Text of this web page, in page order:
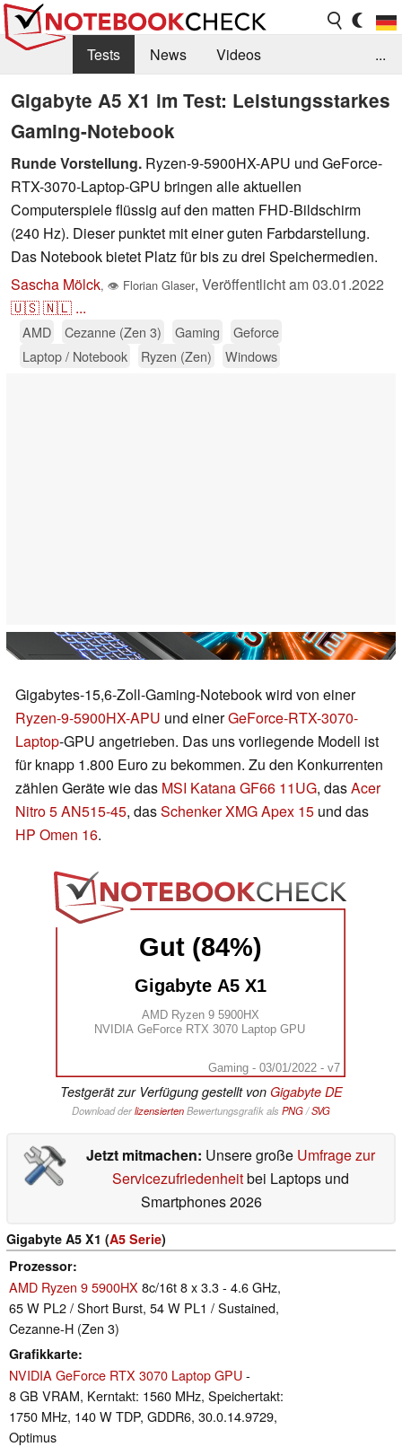
Tests News
Videos
Benchmarks & Tech
Externe Tests
Kaufberatung
Deals
Forum
...
Gigabyte A5 X1 im Test: Leistungsstarkes
Gaming-Notebook
Runde Vorstellung. Ryzen-9-5900HX-APU und GeForce-
RTX-3070-Laptop-GPU bringen alle aktuellen
Computerspiele flüssig auf den matten FHD-Bildschirm
(240 Hz). Dieser punktet mit einer guten Farbdarstellung.
Das Notebook bietet Platz für bis zu drei Speichermedien.
Sascha Mölck, 👁 Florian Glaser, Veröffentlicht am03.01.2022
🇺🇸🇳🇱 ...
AMD Cezanne (Zen 3) Gaming
Geforce
Laptop / Notebook
Ryzen (Zen) Windows
Gigabytes-15,6-Zoll-Gaming-Notebook wird von einer
Ryzen-9-5900HX-APU und einerGeForce-RTX-3070-
Laptop-GPU angetrieben. Das uns vorliegende Modell ist
für knapp 1.800 Euro zu bekommen. Zu den Konkurrenten
zählen Geräte wie das MSI Katana GF66 11UG, dasAcer
Nitro 5 AN515-45, dasSchenker XMG Apex 15 und das
HP Omen 16.
Gut (84%)
Gigabyte A5 X1
AMD Ryzen 9 5900HX
NVIDIA GeForce RTX 3070 Laptop GPU
Gaming - 03/01/2022 - v7
Testgerät zur Verfügung gestellt von Gigabyte DE
Download derlizensiertenBewertungsgrafik als PNG/SVG
Jetzt mitmachen: Unsere große Umfrage zur
Servicezufriedenheitbei Laptops und
Smartphones 2026
Gigabyte A5 X1 (A5 Serie)
Prozessor
AMD Ryzen 9 5900HX 8c/16t 8 x 3.3 - 4.6 GHz,
65 W PL2 / Short Burst, 54 W PL1 / Sustained,
Cezanne-H (Zen 3)
Grafikkarte
NVIDIA GeForce RTX 3070 Laptop GPU-
8 GB VRAM, Kerntakt: 1560 MHz, Speichertakt:
1750 MHz, 140 W TDP, GDDR6, 30.0.14.9729,
Optimus